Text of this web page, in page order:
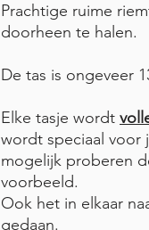
Prachtige ruime
doorheen te halen.
De tas is ongeveer
Elke tasje wordt
wordt speciaal voor
mogelijk proberen
voorbeeld.
Ook het in elkaar
gedaan.